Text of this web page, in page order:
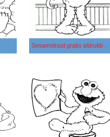
Sesamstraat gratis afdrukbaar basis